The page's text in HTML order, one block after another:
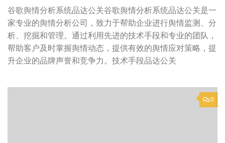
谷歌舆情分析系统品达公关谷歌舆情分析系统品达公关是一
家专业的舆情分析公司，致力于帮助企业进行舆情监测、分
析、挖掘和管理。通过利用先进的技术手段和专业的团队，
帮助客户及时掌握舆情动态，提供有效的舆情应对策略，提
升企业的品牌声誉和竞争力。技术手段品达公关
0